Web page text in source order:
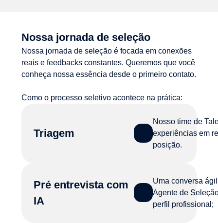
Nossa jornada de seleção
Nossa jornada de seleção é focada em conexões
reais e feedbacks constantes. Queremos que você
conheça nossa essência desde o primeiro contato.
Como o processo seletivo acontece na prática:
Triagem
Nosso time de
experiências em
posição.
Pré entrevista com
IA
Uma conversa
Agente de
perfil profissional;